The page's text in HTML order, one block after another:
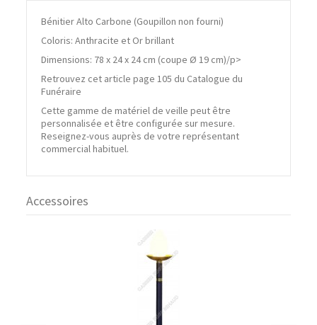
Bénitier Alto Carbone (Goupillon non fourni)
Coloris: Anthracite et Or brillant
Dimensions: 78 x 24 x 24 cm (coupe Ø 19 cm)/p>
Retrouvez cet article page 105 du Catalogue du
Funéraire
Cette gamme de matériel de veille peut être
personnalisée et être configurée sur mesure.
Reseignez-vous auprès de votre représentant
commercial habituel.
Accessoires